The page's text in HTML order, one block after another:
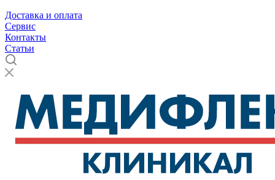
Доставка и оплата
Cервис
Контакты
Статьи